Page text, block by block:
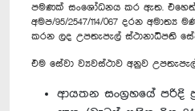
පමණක් සංශෝධනය කර ඇත.
අමප/95/2547/114/067 දරන
කරන ලද උපතැපැල් ස්ථානාධිපති
එම සේවා ව්‍යවස්ථාව අනුව
ආයතන සංග්‍රහයේ පරිදි